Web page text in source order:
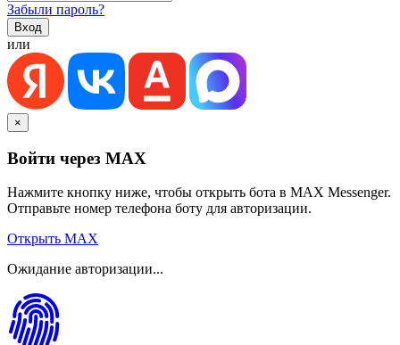
Забыли пароль?
или
×
Войти через MAX
Нажмите кнопку ниже, чтобы открыть бота в MAX Messenger.
Отправьте номер телефона боту для авторизации.
Открыть MAX
Ожидание авторизации...